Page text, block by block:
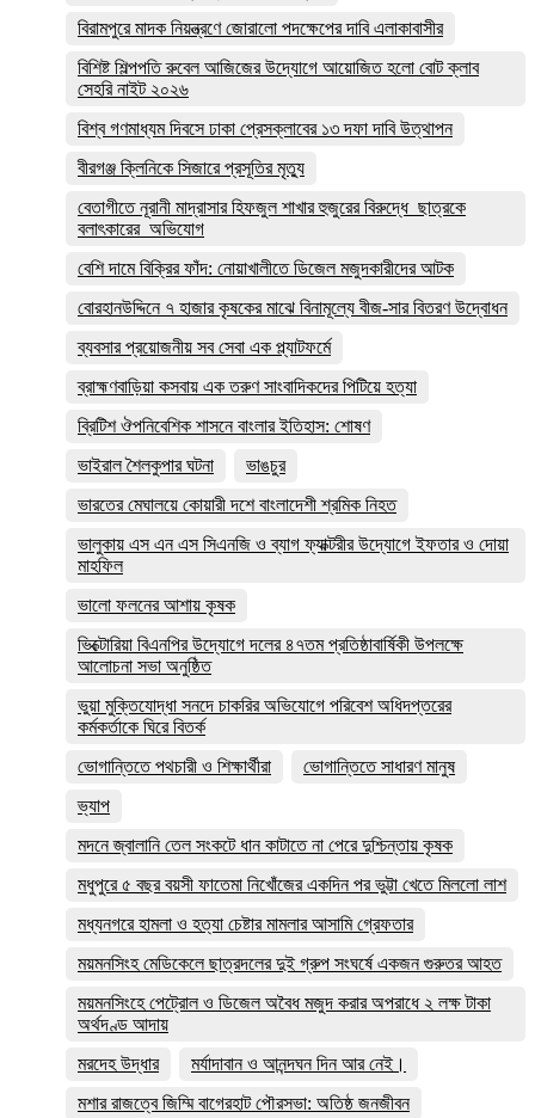
বিরামপুরে মাদক নিয়ন্ত্রণে জোরালো পদক্ষেপের দাবি এলাকাবাসীর
বিশিষ্ট শিল্পপতি রুবেল আজিজের উদ্যোগে আয়োজিত হলো বোট ক্লাব
সেহরি নাইট ২০২৬
বিশ্ব গণমাধ্যম দিবসে ঢাকা প্রেসক্লাবের ১৩ দফা দাবি উত্থাপন
বীরগঞ্জ ক্লিনিকে সিজারে প্রসূতির মৃত্যু
বেতাগীতে নূরানী মাদ্রাসার হিফজুল শাখার হুজুরের বিরুদ্ধে ছাত্রকে
বলাৎকারের অভিযোগ
বেশি দামে বিক্রির ফাঁদ: নোয়াখালীতে ডিজেল মজুদকারীদের আটক
বোরহানউদ্দিনে ৭ হাজার কৃষকের মাঝে বিনামূল্যে বীজ-সার বিতরণ উদ্বোধন
ব্যবসার প্রয়োজনীয় সব সেবা এক প্ল্যাটফর্মে
ব্রাহ্মণবাড়িয়া কসবায় এক তরুণ সাংবাদিকদের পিটিয়ে হত্যা
ব্রিটিশ ঔপনিবেশিক শাসনে বাংলার ইতিহাস: শোষণ
ভাইরাল শৈলকুপার ঘটনা
ভাঙচুর
ভারতের মেঘালয়ে কোয়ারী দশে বাংলাদেশী শ্রমিক নিহত
ভালুকায় এস এন এস সিএনজি ও ব্যাগ ফ্যাক্টরীর উদ্যোগে ইফতার ও দোয়া
মাহফিল
ভালো ফলনের আশায় কৃষক
ভিক্টোরিয়া বিএনপির উদ্যোগে দলের ৪৭তম প্রতিষ্ঠাবার্ষিকী উপলক্ষে
আলোচনা সভা অনুষ্ঠিত
ভুয়া মুক্তিযোদ্ধা সনদে চাকরির অভিযোগে পরিবেশ অধিদপ্তরের
কর্মকর্তাকে ঘিরে বিতর্ক
ভোগান্তিতে পথচারী ও শিক্ষার্থীরা
ভোগান্তিতে সাধারণ মানুষ
ভ্যাপ
মদনে জ্বালানি তেল সংকটে ধান কাটাতে না পেরে দুশ্চিন্তায় কৃষক
মধুপুরে ৫ বছর বয়সী ফাতেমা নিখোঁজের একদিন পর ভুট্টা খেতে মিললো লাশ
মধ্যনগরে হামলা ও হত্যা চেষ্টার মামলার আসামি গ্রেফতার
ময়মনসিংহ মেডিকেলে ছাত্রদলের দুই গ্রুপ সংঘর্ষে একজন গুরুতর আহত
ময়মনসিংহে পেট্রোল ও ডিজেল অবৈধ মজুদ করার অপরাধে ২ লক্ষ টাকা
অর্থদণ্ড আদায়
মরদেহ উদ্ধার
মর্যাদাবান ও আনন্দঘন দিন আর নেই।
মশার রাজত্বে জিম্মি বাগেরহাট পৌরসভা: অতিষ্ঠ জনজীবন